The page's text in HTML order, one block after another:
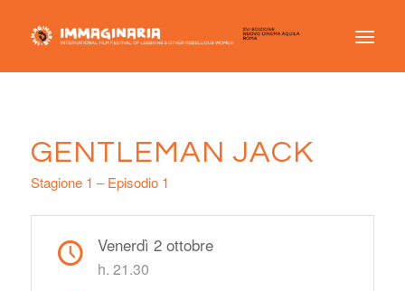
GENTLEMAN JACK
Stagione 1 – Episodio 1
Venerdì 2 ottobre
h. 21.30